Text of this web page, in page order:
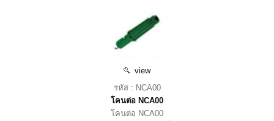
view
รหัส : NCA00
โคนต่อ NCA00
โคนต่อ NCA00